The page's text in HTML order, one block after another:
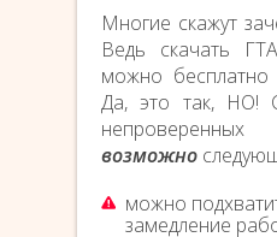
Многие скажут
Ведь скачать
можно бесплатно
Да, это так, НО!
возможно
можно
замедление